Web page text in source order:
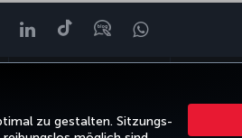
zu gestalten. Sitzungs-
LinkedIn
TikTokBlogWhatsapp